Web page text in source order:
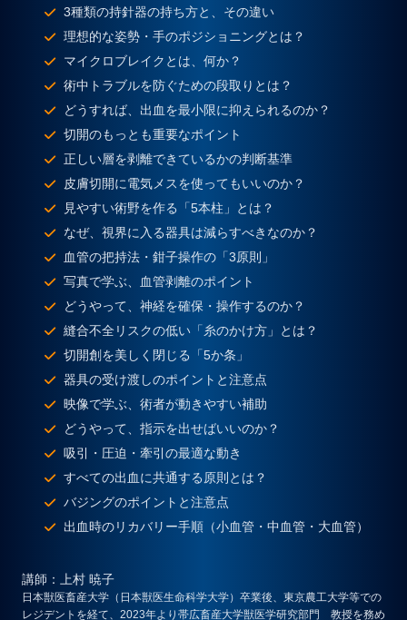
3種類の持針器の持ち方と、その違い
理想的な姿勢・手のポジショニングとは？
マイクロブレイクとは、何か？
術中トラブルを防ぐための段取りとは？
どうすれば、出血を最小限に抑えられるのか？
切開のもっとも重要なポイント
正しい層を剥離できているかの判断基準
皮膚切開に電気メスを使ってもいいのか？
見やすい術野を作る「5本柱」とは？
なぜ、視界に入る器具は減らすべきなのか？
血管の把持法・鉗子操作の「3原則」
写真で学ぶ、血管剥離のポイント
どうやって、神経を確保・操作するのか？
縫合不全リスクの低い「糸のかけ方」とは？
切開創を美しく閉じる「5か条」
器具の受け渡しのポイントと注意点
映像で学ぶ、術者が動きやすい補助
どうやって、指示を出せばいいのか？
吸引・圧迫・牽引の最適な動き
すべての出血に共通する原則とは？
バジングのポイントと注意点
出血時のリカバリー手順（小血管・中血管・大血管）
講師 ：上村 暁子
日本獣医畜産大学（日本獣医生命科学大学）卒業後、東京農工大学等での
レジデントを経て、2023年より帯広畜産大学獣医学研究部門 教授を務め